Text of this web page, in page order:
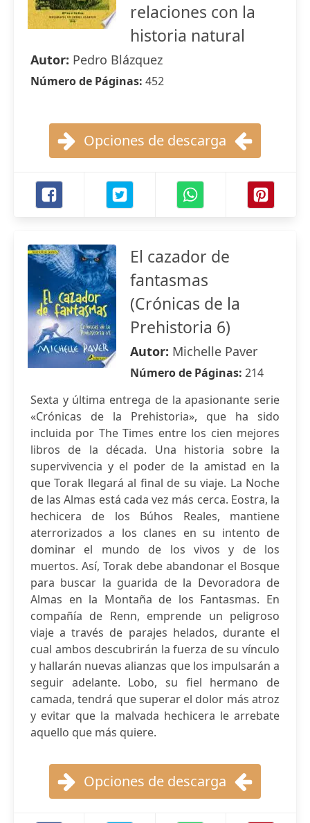
relaciones con la
historia natural
Autor: Pedro Blázquez
Número de Páginas: 452
Opciones de descarga
El cazador de
fantasmas
(Crónicas de la
Prehistoria 6)
Autor: Michelle Paver
Número de Páginas: 214
Sexta y última entrega de la apasionante serie
«Crónicas de la Prehistoria», que ha sido
incluida por The Times entre los cien mejores
libros de la década. Una historia sobre la
supervivencia y el poder de la amistad en la
que Torak llegará al final de su viaje. La Noche
de las Almas está cada vez más cerca. Eostra, la
hechicera de los Búhos Reales, mantiene
aterrorizados a los clanes en su intento de
dominar el mundo de los vivos y de los
muertos. Así, Torak debe abandonar el Bosque
para buscar la guarida de la Devoradora de
Almas en la Montaña de los Fantasmas. En
compañía de Renn, emprende un peligroso
viaje a través de parajes helados, durante el
cual ambos descubrirán la fuerza de su vínculo
y hallarán nuevas alianzas que los impulsarán a
seguir adelante. Lobo, su fiel hermano de
camada, tendrá que superar el dolor más atroz
y evitar que la malvada hechicera le arrebate
aquello que más quiere.
Opciones de descarga